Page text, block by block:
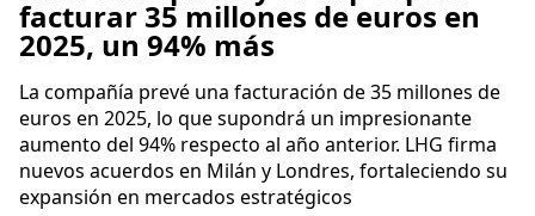
facturar 35 millones de euros en
2025, un 94% más
La compañía prevé una facturación de 35 millones de
euros en 2025, lo que supondrá un impresionante
aumento del 94% respecto al año anterior. LHG firma
nuevos acuerdos en Milán y Londres, fortaleciendo su
expansión en mercados estratégicos